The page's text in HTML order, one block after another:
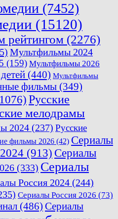
(7452)
(15120)
рейтингом (2276)
Мультфильмы 2024
(159) Мультфильмы 2026
(440) Мультфильмы
фильмы (349)
Русские
мелодрамы
2024 (237) Русские
фильмы 2026 (42) Сериалы
(913) Сериалы
(333) Сериалы
Россия 2024 (244)
Сериалы Россия 2026 (73)
(486) Сериалы